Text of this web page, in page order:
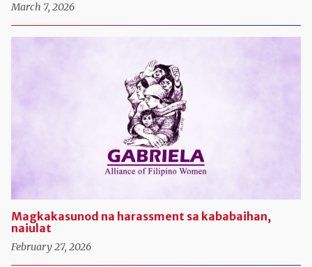
March 7, 2026
Magkakasunod na harassment sa kababaihan,
naiulat
February 27, 2026